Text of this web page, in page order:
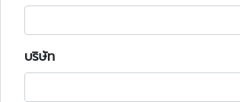
บริษัท